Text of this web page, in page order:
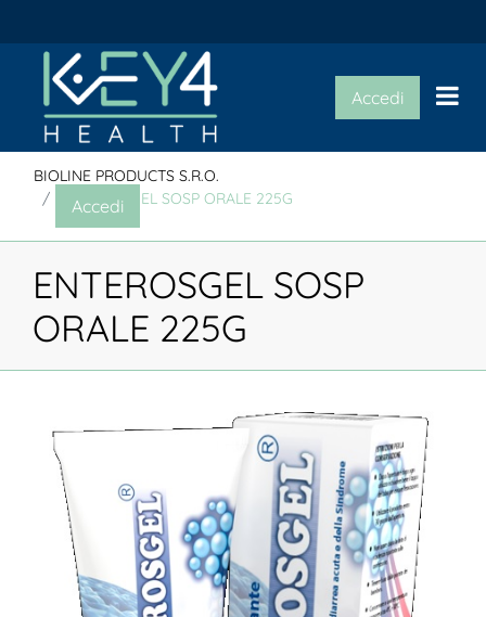
Accedi
Accedi
BIOLINE PRODUCTS S.R.O.
ENTEROSGEL SOSP ORALE 225G
ENTEROSGEL SOSP
ORALE 225G